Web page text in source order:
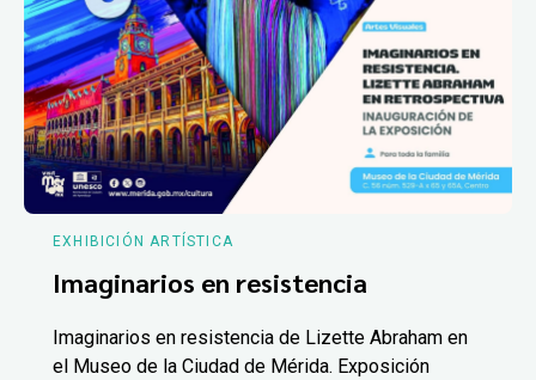
EXHIBICIÓN ARTÍSTICA
Imaginarios en resistencia
Imaginarios en resistencia de Lizette Abraham en
el Museo de la Ciudad de Mérida. Exposición